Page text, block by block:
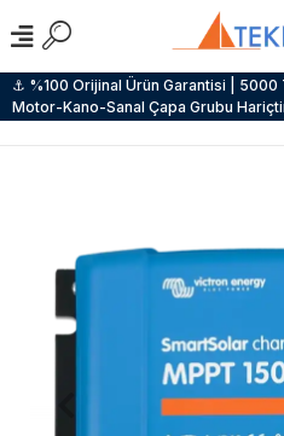
⚓ %100 Orijinal Ürün Garantisi |
Motor-Kano-Sanal Çapa Grubu